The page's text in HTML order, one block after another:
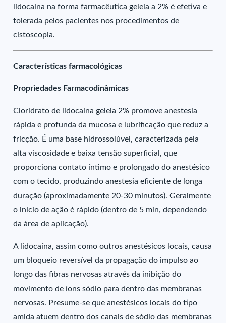
lidocaína na forma farmacêutica geleia a 2% é efetiva e
tolerada pelos pacientes nos procedimentos de
cistoscopia.
Características farmacológicas
Propriedades Farmacodinâmicas
Cloridrato de lidocaína geleia 2% promove anestesia
rápida e profunda da mucosa e lubrificação que reduz a
fricção. É uma base hidrossolúvel, caracterizada pela
alta viscosidade e baixa tensão superficial, que
proporciona contato íntimo e prolongado do anestésico
com o tecido, produzindo anestesia eficiente de longa
duração (aproximadamente 20-30 minutos). Geralmente
o início de ação é rápido (dentro de 5 min, dependendo
da área de aplicação).
A lidocaína, assim como outros anestésicos locais, causa
um bloqueio reversível da propagação do impulso ao
longo das fibras nervosas através da inibição do
movimento de íons sódio para dentro das membranas
nervosas. Presume-se que anestésicos locais do tipo
amida atuem dentro dos canais de sódio das membranas